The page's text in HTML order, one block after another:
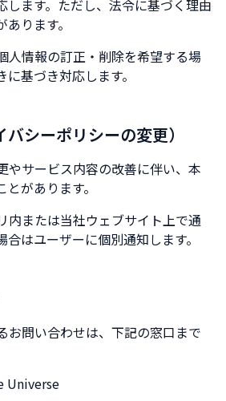
します。ただし、法令に基づく理由
ります。
人情報の訂正・削除を希望する場
基づき対応します。
シーポリシーの変更）
やサービス内容の改善に伴い、本
があります。
内または当社ウェブサイト上で通
はユーザーに個別通知します。
お問い合わせは、下記の窓口まで
Universe